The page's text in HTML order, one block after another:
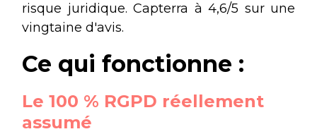
risque juridique. Capterra à 4,6/5 sur une
vingtaine d'avis.
Ce qui fonctionne :
Le 100 % RGPD réellement
assumé